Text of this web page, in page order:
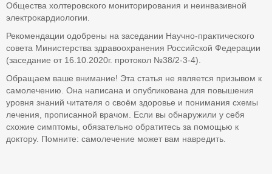
Общества холтеровского мониторирования и неинвазивной
электрокардиологии.
Рекомендации одобрены на заседании Научно-практического
совета Министерства здравоохранения Российской Федерации
(заседание от 16.10.2020г. протокол №38/2-3-4).
Обращаем ваше внимание! Эта статья не является призывом к
самолечению. Она написана и опубликована для повышения
уровня знаний читателя о своём здоровье и понимания схемы
лечения, прописанной врачом. Если вы обнаружили у себя
схожие симптомы, обязательно обратитесь за помощью к
доктору. Помните: самолечение может вам навредить.